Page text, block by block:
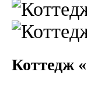
Коттедж